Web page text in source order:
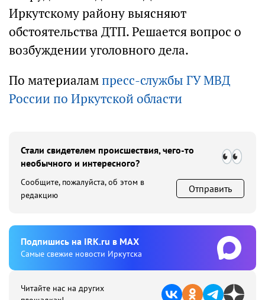
Иркутскому району выясняют
обстоятельства ДТП. Решается вопрос о
возбуждении уголовного дела.
По материалампресс-службы ГУ МВД
России по Иркутской области
Стали свидетелем происшествия, чего-то
необычного и интересного?
Сообщите, пожалуйста, об этом в
редакцию
Отправить
Подпишиcь на IRK.ru в MAX
Cамые свежие новости Иркутска
Читайте нас на других